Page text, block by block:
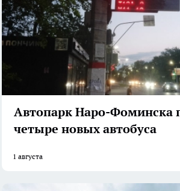
Автопарк Наро-Фоминска
четыре новых автобуса
1 августа